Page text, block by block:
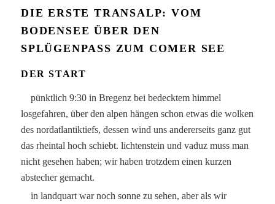
DIE ERSTE TRANSALP: VOM
BODENSEE ÜBER DEN
SPLÜGENPASS ZUM COMER SEE
DER START
pünktlich 9:30 in Bregenz bei bedecktem himmel
losgefahren, über den alpen hängen schon etwas die wolken
des nordatlantiktiefs, dessen wind uns andererseits ganz gut
das rheintal hoch schiebt. lichtenstein und vaduz muss man
nicht gesehen haben; wir haben trotzdem einen kurzen
abstecher gemacht.
in landquart war noch sonne zu sehen, aber als wir